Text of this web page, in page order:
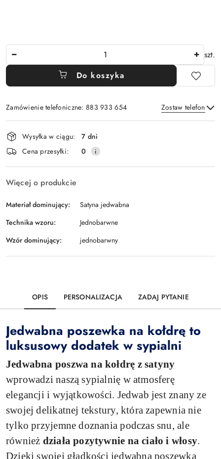
szt.
Do koszyka
Zamówienie telefoniczne: 883 933 654 Zostaw telefon
Wyślij
Dostępność
i
dostawa
Wysyłka w ciągu:
7 dni
Cena przesyłki:
0
Więcej o produkcie
Materiał dominujący:
Satyna jedwabna
Technika wzoru:
Jednobarwne
Wzór dominujący:
jednobarwny
OPIS PERSONALIZACJA ZADAJ PYTANIE
Jedwabna poszewka na kołdrę to
luksusowy dodatek w sypialni
Jedwabna poszwa na kołdrę z satyny
wprowadzi naszą sypialnię w atmosferę
elegancji i wyjątkowości. Jedwab jest znany ze
swojej delikatnej tekstury, która zapewnia nie
tylko przyjemne doznania podczas snu, ale
również działa pozytywnie na ciało i włosy.
Dzięki swojej gładkości jedwabna poszewka